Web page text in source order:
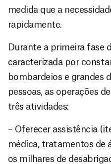
medida que a
rapidamente.
Durante a primeira fase
caracterizada por
bombardeios e grandes
pessoas, as operações
três atividades:
– Oferecer assistência
médica, tratamentos de
os milhares de